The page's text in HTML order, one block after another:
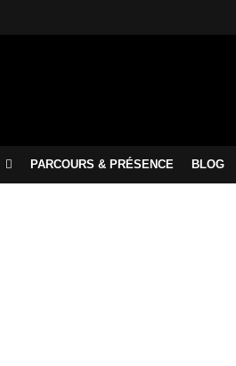
PARCOURS & PRÉSENCE BLOG